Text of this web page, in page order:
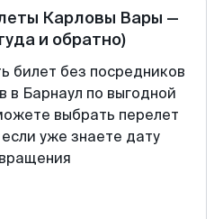
Карловы Вары —
и обратно)
билет без посредников
в Барнаул по выгодной
выбрать перелет
уже знаете дату